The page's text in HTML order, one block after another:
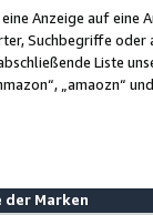
Anzeige auf
Suchbegriffe
Liste
„amaozn“
der Marken